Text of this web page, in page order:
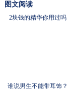
图文阅读
2块钱的精华你用过吗
谁说男生不能带耳饰？